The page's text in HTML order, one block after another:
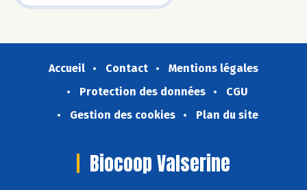
Accueil Contact
Mentions légales
Protection des données
CGU
Gestion des cookies
Plan du site
Biocoop Valserine